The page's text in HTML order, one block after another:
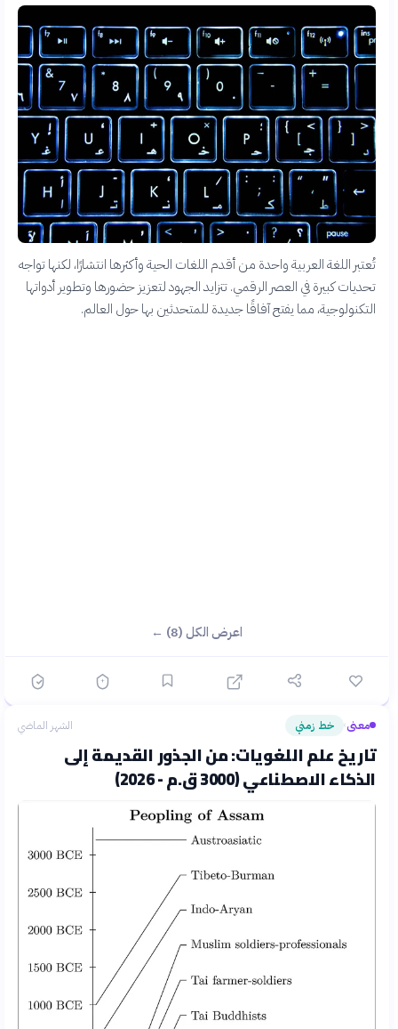
تُعتبر اللغة العربية واحدة من أقدم اللغات الحية وأكثرها انتشارًا، لكنها تواجه
تحديات كبيرة في العصر الرقمي. تتزايد الجهود لتعزيز حضورها وتطوير أدواتها
التكنولوجية، مما يفتح آفاقًا جديدة للمتحدثين بها حول العالم.
اعرض الكل (8) ←
معنى› خط زمني الشهر الماضي
تاريخ علم اللغويات: من الجذور القديمة إلى
الذكاء الاصطناعي (3000 ق.م - 2026)